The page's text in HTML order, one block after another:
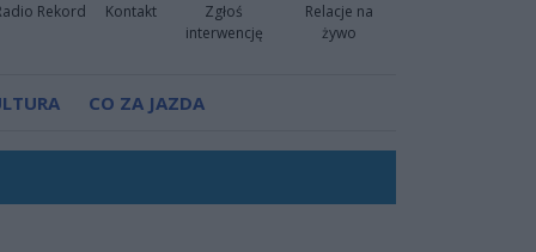
Rekord Kontakt
Zgłoś
interwencję
Relacje na
żywo
CO ZA JAZDA